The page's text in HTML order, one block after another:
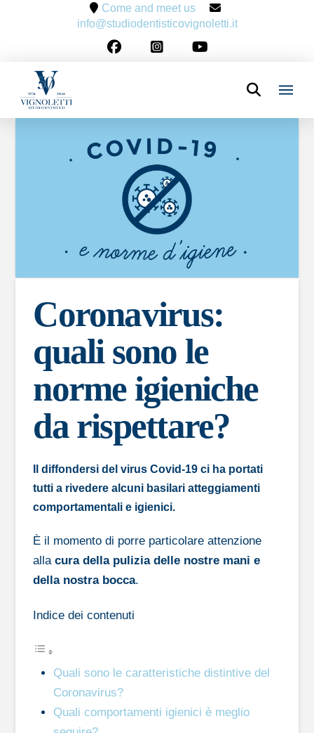
Come and meet us
info@studiodentisticovignoletti.it
Coronavirus:
quali sono le
norme igieniche
da rispettare?
Il diffondersi del virusCovid-19 ci ha portati
tutti a rivedere alcuni basilariatteggiamenti
comportamentali e igienici.
È il momento di porre particolare attenzione
allacura della pulizia delle nostre mani e
della nostra bocca.
Indice dei contenuti
Quali sono le caratteristiche distintive del
Coronavirus?
Quali comportamenti igienici è meglio